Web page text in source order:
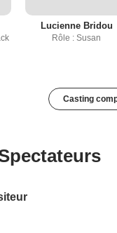
Lucienne Bridou
Rôle : Susan
Casting